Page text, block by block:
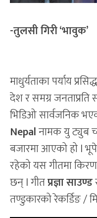
-तुलसी गिरी ‘भावुक’
माधुर्यताका पर्याय
देश र समग्र जनताप्रति
भिडिओ सार्वजनिक
Nepalनामक यु ट्युब
बजारमा आएको हो l
रहेको यस गीतमा
छन् l गीतप्रज्ञा साउण्ड
तण्डुकारको रेकर्डिङ /